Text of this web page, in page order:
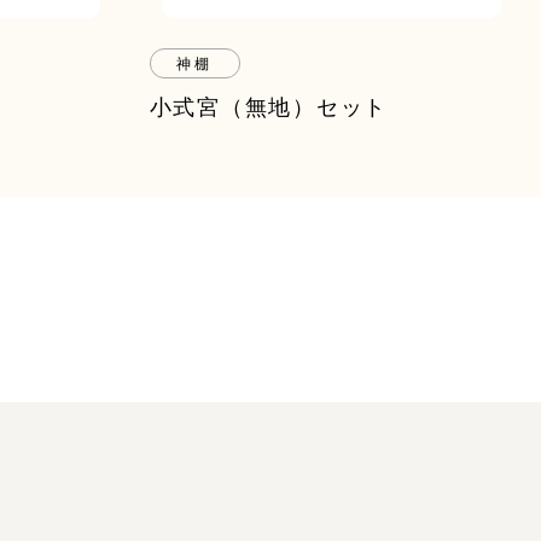
神棚
小式宮（無地）セット